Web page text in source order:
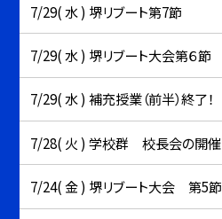
7/29( 水 ) 堺リブート第7節
7/29( 水 ) 堺リブート大会第６節
7/29( 水 ) 補充授業（前半）終了！
7/28( 火 ) 学校群 校長会の開催
7/24( 金 ) 堺リブート大会 第5節